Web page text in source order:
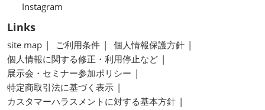
Instagram
Links
site map ご利用条件
個人情報保護方針
個人情報に関する修正・利用停止など
展示会・セミナー参加ポリシー
特定商取引法に基づく表示
カスタマーハラスメントに対する基本方針